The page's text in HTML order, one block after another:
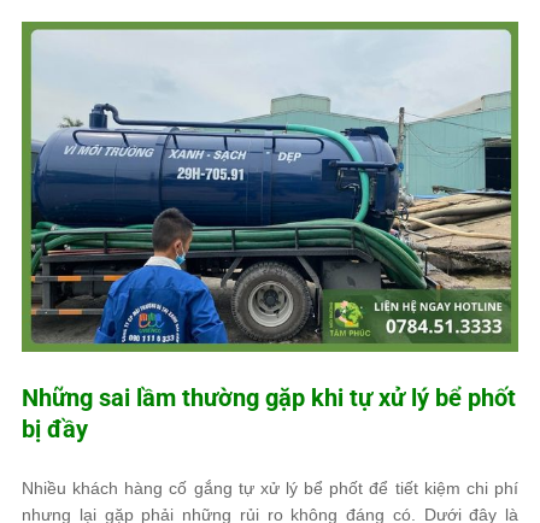
Những sai lầm thường gặp khi tự xử lý bể phốt
bị đầy
Nhiều khách hàng cố gắng tự xử lý bể phốt để tiết kiệm chi phí
nhưng lại gặp phải những rủi ro không đáng có. Dưới đây là